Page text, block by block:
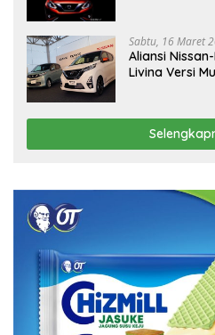
Sabtu, 16 Maret
Aliansi
Livina Versi